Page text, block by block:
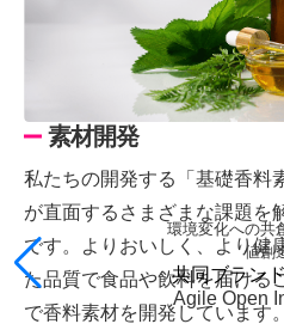
環境変化への共
値創
共同ブラン
Agile Open
素材開発
私たちの開発する「基礎香料
が直面するさまざまな課題を
です。よりおいしく、より健
た品質で食品や飲料を届ける
で香料素材を開発しています。